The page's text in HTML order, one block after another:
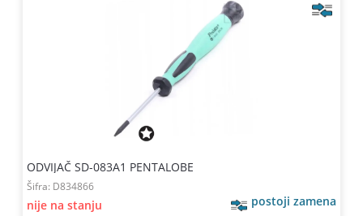
ODVIJAČ SD-083A1 PENTALOBE
Šifra: D834866
nije na stanju
postoji zamena